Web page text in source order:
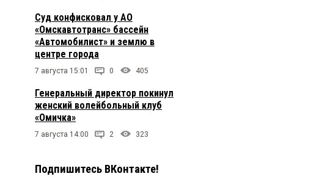
Суд конфисковал у АО
«Омскавтотранс» бассейн
«Автомобилист» и землю в
центре города
7 августа 15:01 0 405
Генеральный директор покинул
женский волейбольный клуб
«Омичка»
7 августа 14:00 2 323
Подпишитесь ВКонтакте!